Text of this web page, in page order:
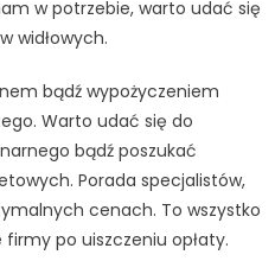
w potrzebie, warto udać się
widłowych.
bądź wypożyczeniem
Warto udać się do
bądź poszukać
Porada specjalistów,
cenach. To wszystko
po uiszczeniu opłaty.